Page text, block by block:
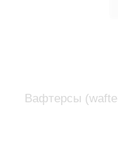
Вафтерсы